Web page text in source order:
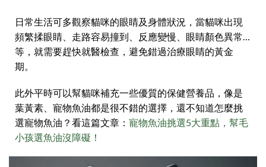
日常生活可多觀察貓咪的眼睛及身體狀況，當貓咪出現
頻繁揉眼睛、走路容易撞到、反應變慢、眼睛顏色異常…
等，就需要趕快就醫檢查，避免錯過治療眼睛的黃金
期。
此外平時可以幫貓咪補充一些優質的保健營養品，像是
葉黃素、寵物魚油都是很不錯的選擇，還不知道怎麼挑
選寵物魚油？看這篇文章： 寵物魚油挑選5大重點，幫毛
小孩選魚油沒障礙！